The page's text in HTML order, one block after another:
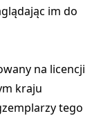
im do
na licencji
kraju
tego